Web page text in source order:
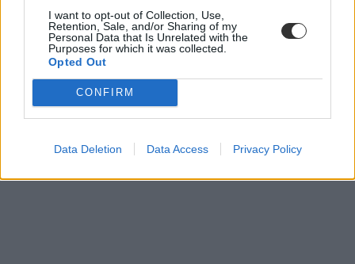
I want to opt-out of Collection, Use,
Retention, Sale, and/or Sharing of my
Personal Data that Is Unrelated with the
Purposes for which it was collected.
Opted Out
CONFIRM
Data Deletion Data Access Privacy Policy
tovább. Itt vannak a részletes adatok.
Közoktatás